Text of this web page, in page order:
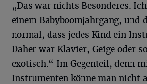
„Das war nichts Besonderes.
einem Babyboomjahrgang, und
normal, dass jedes Kind ein
Daher war Klavier, Geige oder
exotisch.“ Im Gegenteil, denn
Instrumenten könne man nicht